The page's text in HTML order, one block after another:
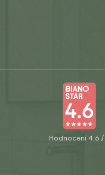
Hodnocení 4.6 /